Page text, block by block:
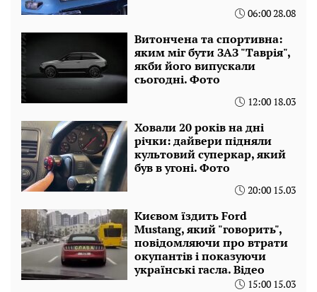
06:00 28.08
Витончена та спортивна:
яким міг бути ЗАЗ "Таврія",
якби його випускали
сьогодні. Фото
12:00 18.03
Ховали 20 років на дні
річки: дайвери підняли
культовий суперкар, який
був в угоні. Фото
20:00 15.03
Києвом їздить Ford
Mustang, який "говорить",
повідомляючи про втрати
окупантів і показуючи
українські гасла. Відео
15:00 15.03